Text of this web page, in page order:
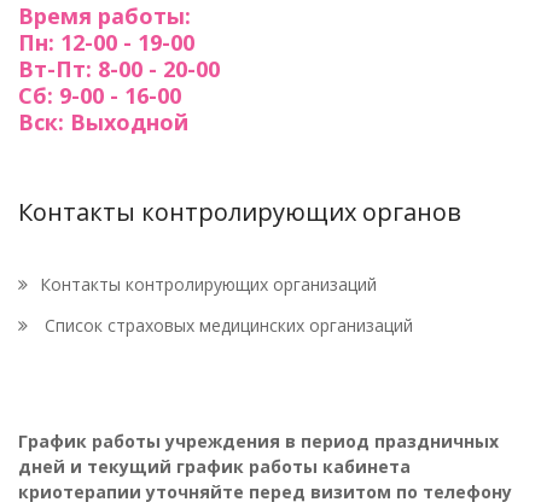
Время работы:
Пн: 12-00 - 19-00
Вт-Пт: 8-00 - 20-00
Сб: 9-00 - 16-00
Вск: Выходной
Контакты контролирующих органов
Контакты контролирующих организаций
Список страховых медицинских организаций
График работы учреждения в период праздничных
дней и текущий график работы кабинета
криотерапии уточняйте перед визитом по телефону